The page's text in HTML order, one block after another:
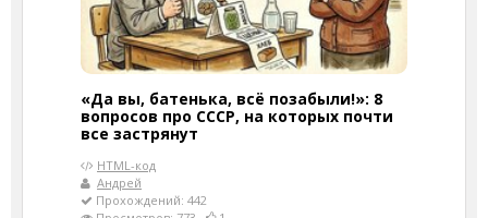
«Да вы, батенька, всё позабыли!»: 8
вопросов про СССР, на которых почти
все застрянут
HTML-код
Андрей
Прохождений: 442